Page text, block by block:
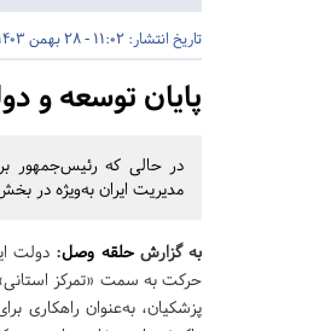
تاریخ انتشار: 11:02 - 28 بهمن 1403
پایان توسعه و
در حالی که رئیس‌جمهور
مدیریت ایران به‌ویژه در
به گزارشحلقه وصل: دولت
حرکت به سمت «تمرکز
پزشکیان، به‌عنوان راهکاری